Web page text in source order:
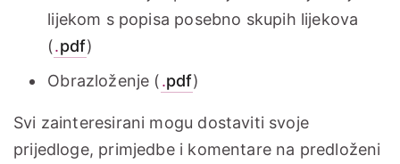
lijekom s popisa posebno skupih lijekova
(.pdf)
Obrazloženje (.pdf)
Svi zainteresirani mogu dostaviti svoje
prijedloge, primjedbe i komentare na predloženi